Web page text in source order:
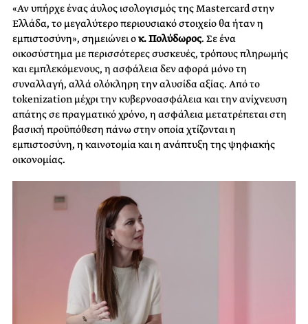
«Αν υπήρχε ένας άυλος ισολογισμός της Mastercard στην
Ελλάδα, το μεγαλύτερο περιουσιακό στοιχείο θα ήταν η
εμπιστοσύνη», σημειώνει οκ. Πολύδωρος. Σε ένα
οικοσύστημα με περισσότερες συσκευές, τρόπους πληρωμής
και εμπλεκόμενους, η ασφάλεια δεν αφορά μόνο τη
συναλλαγή, αλλά ολόκληρη την αλυσίδα αξίας. Από το
tokenization μέχρι την κυβερνοασφάλεια και την ανίχνευση
απάτης σε πραγματικό χρόνο, η ασφάλεια μετατρέπεται στη
βασική προϋπόθεση πάνω στην οποία χτίζονται η
εμπιστοσύνη, η καινοτομία και η ανάπτυξη της ψηφιακής
οικονομίας.